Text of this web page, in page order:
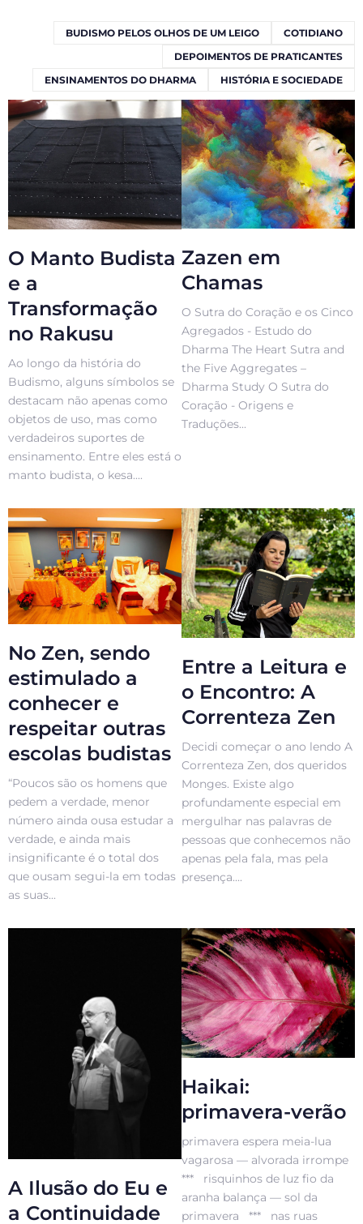
BUDISMO PELOS OLHOS DE UM LEIGO
COTIDIANO
DEPOIMENTOS DE PRATICANTES
ENSINAMENTOS DO DHARMA
HISTÓRIA E SOCIEDADE
O Manto Budista
e a
Transformação
no Rakusu
Ao longo da história do
Budismo, alguns símbolos se
destacam não apenas como
objetos de uso, mas como
verdadeiros suportes de
ensinamento. Entre eles está o
manto budista, o kesa....
Zazen em
Chamas
O Sutra do Coração e os Cinco
Agregados - Estudo do
Dharma The Heart Sutra and
the Five Aggregates –
Dharma Study O Sutra do
Coração - Origens e
Traduções...
No Zen, sendo
estimulado a
conhecer e
respeitar outras
escolas budistas
“Poucos são os homens que
pedem a verdade, menor
número ainda ousa estudar a
verdade, e ainda mais
insignificante é o total dos
que ousam segui-la em todas
as suas...
Entre a Leitura e
o Encontro: A
Correnteza Zen
Decidi começar o ano lendo A
Correnteza Zen, dos queridos
Monges. Existe algo
profundamente especial em
mergulhar nas palavras de
pessoas que conhecemos não
apenas pela fala, mas pela
presença....
A Ilusão do Eu e
a Continuidade
Haikai:
primavera-verão
primavera espera meia-lua
vagarosa — alvorada irrompe
*** risquinhos de luz fio da
aranha balança — sol da
primavera *** nas ruas